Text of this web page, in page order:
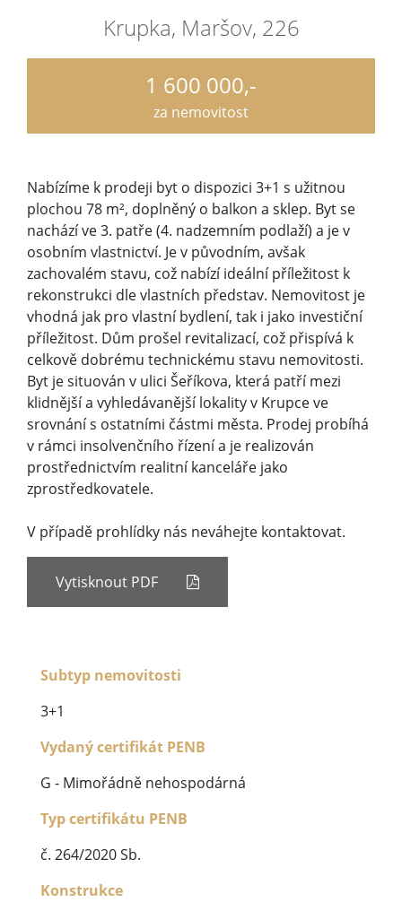
Krupka, Maršov, 226
1 600 000,-
za nemovitost
Nabízíme k prodeji byt o dispozici 3+1 s užitnou
plochou 78 m², doplněný o balkon a sklep. Byt se
nachází ve 3. patře (4. nadzemním podlaží) a je v
osobním vlastnictví. Je v původním, avšak
zachovalém stavu, což nabízí ideální příležitost k
rekonstrukci dle vlastních představ. Nemovitost je
vhodná jak pro vlastní bydlení, tak i jako investiční
příležitost. Dům prošel revitalizací, což přispívá k
celkově dobrému technickému stavu nemovitosti.
Byt je situován v ulici Šeříkova, která patří mezi
klidnější a vyhledávanější lokality v Krupce ve
srovnání s ostatními částmi města. Prodej probíhá
v rámci insolvenčního řízení a je realizován
prostřednictvím realitní kanceláře jako
zprostředkovatele.
V případě prohlídky nás neváhejte kontaktovat.
Vytisknout PDF
Subtyp nemovitosti
3+1
Vydaný certifikát PENB
G - Mimořádně nehospodárná
Typ certifikátu PENB
č. 264/2020 Sb.
Konstrukce